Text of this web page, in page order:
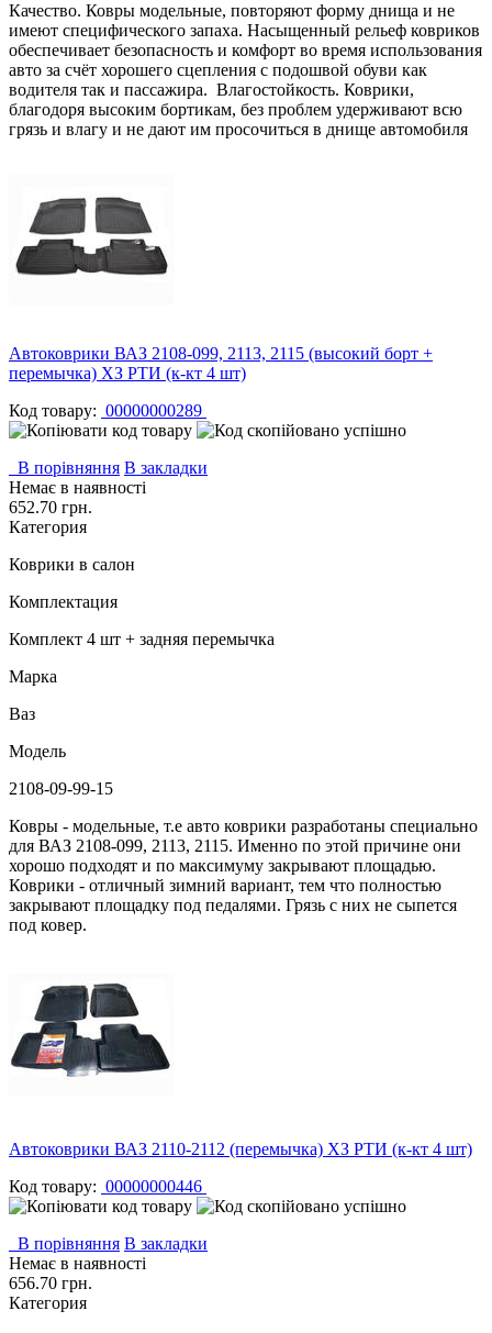
Качество. Ковры модельные, повторяют форму днища и не
имеют специфического запаха. Насыщенный рельеф ковриков
обеспечивает безопасность и комфорт во время использования
авто за счёт хорошего сцепления с подошвой обуви как
водителя так и пассажира. Влагостойкость. Коврики,
благодоря высоким бортикам, без проблем удерживают всю
грязь и влагу и не дают им просочиться в днище автомобиля
Автоковрики ВАЗ 2108-099, 2113, 2115 (высокий борт +
перемычка) ХЗ РТИ (к-кт 4 шт)
Код товару: 00000000289
В порівняння В закладки
Немає в наявності
652.70 грн.
Категория
Коврики в салон
Комплектация
Комплект 4 шт + задняя перемычка
Марка
Ваз
Модель
2108-09-99-15
Ковры - модельные, т.е авто коврики разработаны специально
для ВАЗ 2108-099, 2113, 2115. Именно по этой причине они
хорошо подходят и по максимуму закрывают площадью.
Коврики - отличный зимний вариант, тем что полностью
закрывают площадку под педалями. Грязь с них не сыпется
под ковер.
Автоковрики ВАЗ 2110-2112 (перемычка) ХЗ РТИ (к-кт 4 шт)
Код товару: 00000000446
В порівняння В закладки
Немає в наявності
656.70 грн.
Категория